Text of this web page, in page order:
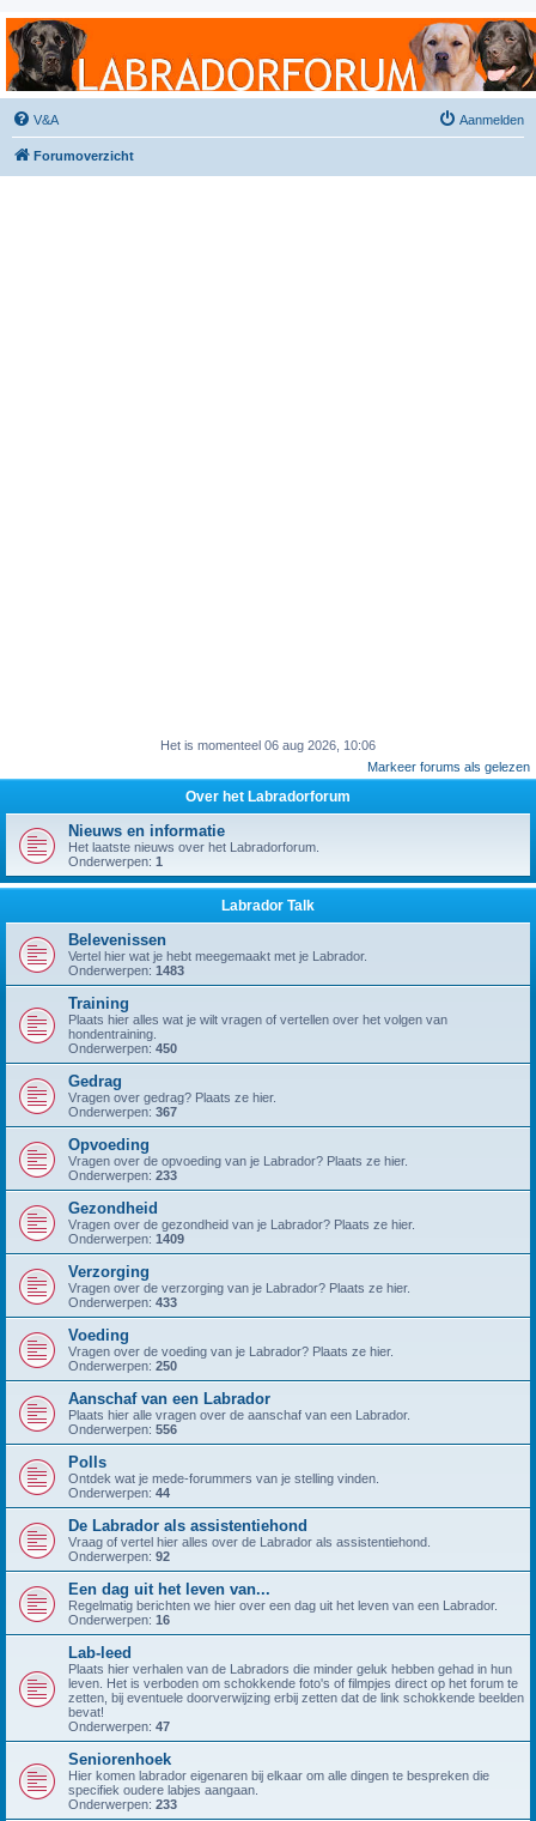
Labradorforum
Het gezelligste Labradorforum van Nederland en België!
V&A Aanmelden
Forumoverzicht
Het is momenteel 06 aug 2026, 10:06
Markeer forums als gelezen
Over het Labradorforum
Nieuws en informatie
Het laatste nieuws over het Labradorforum.
Onderwerpen: 1
Labrador Talk
Belevenissen
Vertel hier wat je hebt meegemaakt met je Labrador.
Onderwerpen: 1483
Training
Plaats hier alles wat je wilt vragen of vertellen over het volgen van
hondentraining.
Onderwerpen: 450
Gedrag
Vragen over gedrag? Plaats ze hier.
Onderwerpen: 367
Opvoeding
Vragen over de opvoeding van je Labrador? Plaats ze hier.
Onderwerpen: 233
Gezondheid
Vragen over de gezondheid van je Labrador? Plaats ze hier.
Onderwerpen: 1409
Verzorging
Vragen over de verzorging van je Labrador? Plaats ze hier.
Onderwerpen: 433
Voeding
Vragen over de voeding van je Labrador? Plaats ze hier.
Onderwerpen: 250
Aanschaf van een Labrador
Plaats hier alle vragen over de aanschaf van een Labrador.
Onderwerpen: 556
Polls
Ontdek wat je mede-forummers van je stelling vinden.
Onderwerpen: 44
De Labrador als assistentiehond
Vraag of vertel hier alles over de Labrador als assistentiehond.
Onderwerpen: 92
Een dag uit het leven van...
Regelmatig berichten we hier over een dag uit het leven van een Labrador.
Onderwerpen: 16
Lab-leed
Plaats hier verhalen van de Labradors die minder geluk hebben gehad in hun
leven. Het is verboden om schokkende foto's of filmpjes direct op het forum te
zetten, bij eventuele doorverwijzing erbij zetten dat de link schokkende beelden
bevat!
Onderwerpen: 47
Seniorenhoek
Hier komen labrador eigenaren bij elkaar om alle dingen te bespreken die
specifiek oudere labjes aangaan.
Onderwerpen: 233